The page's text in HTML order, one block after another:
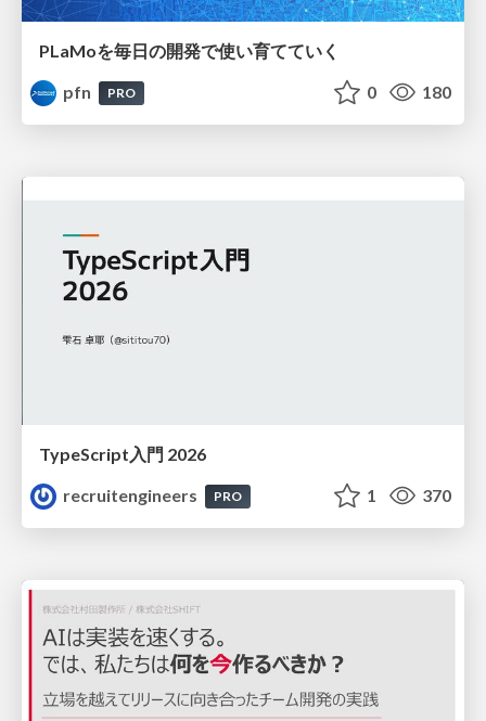
PLaMoを毎日の開発で使い育てていく
pfn
PRO 0 180
TypeScript入門 2026
recruitengineers
PRO 1 370